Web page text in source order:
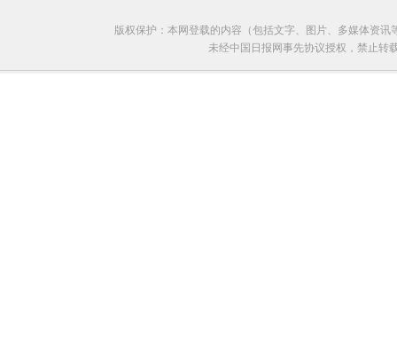
版权保护：本网登载的内容（包括文字、图片、多媒体资
未经中国日报网事先协议授权，禁止转